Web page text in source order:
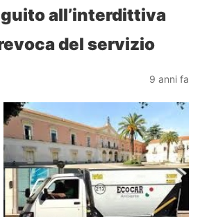
all’interdittiva
del servizio
9 anni fa